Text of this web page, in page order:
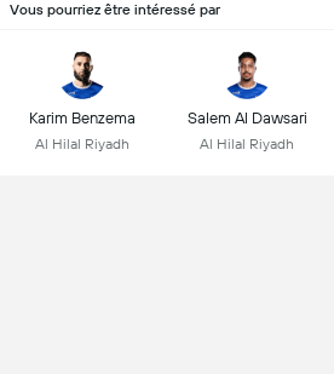
Vous pourriez être intéressé par
Karim Benzema
Al Hilal Riyadh
Salem Al Dawsari
Al Hilal Riyadh